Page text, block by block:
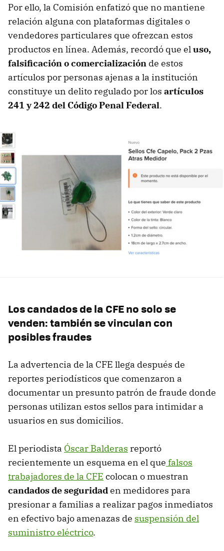
Por ello, la Comisión enfatizó que no mantiene
relación alguna con plataformas digitales o
vendedores particulares que ofrezcan estos
productos en línea. Además, recordó que eluso,
falsificación o comercialización de estos
artículos por personas ajenas a la institución
constituye un delito regulado por los artículos
241 y 242 del Código Penal Federal.
Los candados de la CFE no solo se
venden: también se vinculan con
posibles fraudes
La advertencia de la CFE llega después de
reportes periodísticos que comenzaron a
documentar un presunto patrón de fraude donde
personas utilizan estos sellos para intimidar a
usuarios en sus domicilios.
El periodista Óscar Balderas reportó
recientemente un esquema en el que falsos
trabajadores de la CFE colocan o muestran
candados de seguridaden medidores para
presionar a familias a realizar pagos inmediatos
en efectivo bajo amenazas de suspensión del
suministro eléctrico.